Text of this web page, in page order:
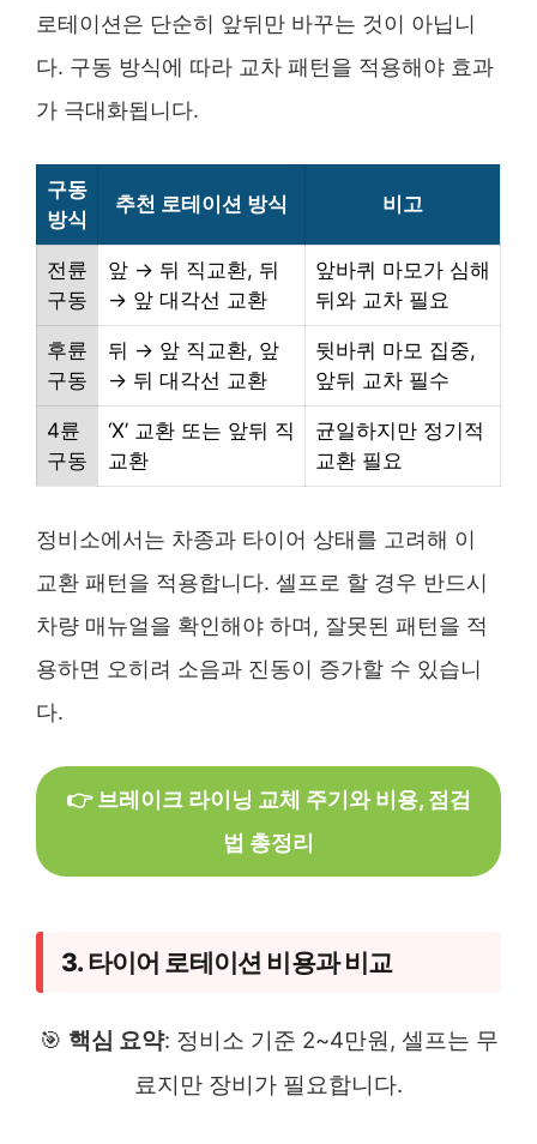
로테이션은 단순히 앞뒤만 바꾸는 것이 아닙니
다. 구동 방식에 따라 교차 패턴을 적용해야 효과
가 극대화됩니다.
구동
방식
추천 로테이션 방식 비고
전륜
구동
앞 → 뒤 직교환, 뒤
→ 앞 대각선 교환
앞바퀴 마모가 심해
뒤와 교차 필요
후륜
구동
뒤 → 앞 직교환, 앞
→ 뒤 대각선 교환
뒷바퀴 마모 집중,
앞뒤 교차 필수
4륜
구동
‘X’ 교환 또는 앞뒤 직
교환
균일하지만 정기적
교환 필요
정비소에서는 차종과 타이어 상태를 고려해 이
교환 패턴을 적용합니다. 셀프로 할 경우 반드시
차량 매뉴얼을 확인해야 하며, 잘못된 패턴을 적
용하면 오히려 소음과 진동이 증가할 수 있습니
다.
👉 브레이크 라이닝 교체 주기와 비용, 점검
법 총정리
3. 타이어 로테이션 비용과 비교
🎯 핵심 요약: 정비소 기준 2~4만원, 셀프는 무
료지만 장비가 필요합니다.